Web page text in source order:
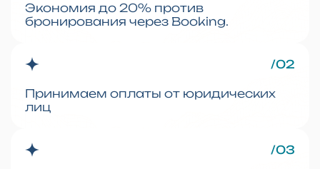
Экономия до 20% против
бронирования через Booking.
/02
Принимаем оплаты от юридических
лиц
/03